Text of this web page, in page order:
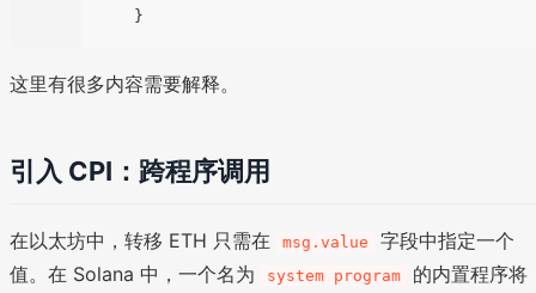
这里有很多内容需要解释。
引入 CPI：跨程序调用
在以太坊中，转移 ETH 只需在 msg.value
字段中指定一个
值。在 Solana 中，一个名为
system program
的内置程序将